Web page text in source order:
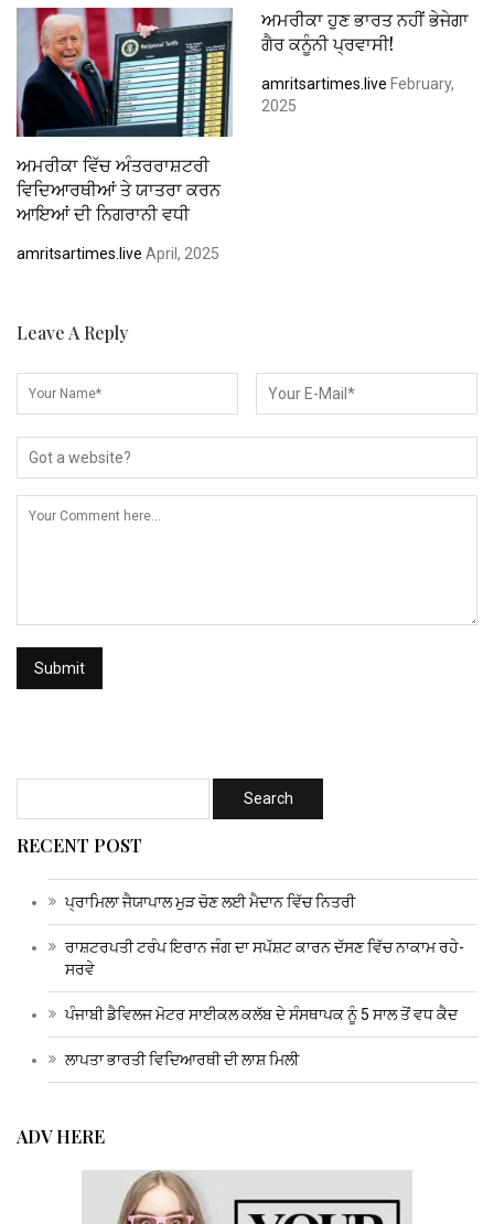
ਅਮਰੀਕਾ ਵਿੱਚ ਅੰਤਰਰਾਸ਼ਟਰੀ
ਵਿਦਿਆਰਥੀਆਂ ਤੇ ਯਾਤਰਾ ਕਰਨ
ਆਇਆਂ ਦੀ ਨਿਗਰਾਨੀ ਵਧੀ
amritsartimes.live April, 2025
ਅਮਰੀਕਾ ਹੁਣ ਭਾਰਤ ਨਹੀਂ ਭੇਜੇਗਾ
ਗੈਰ ਕਨੂੰਨੀ ਪ੍ਰਵਾਸੀ!
amritsartimes.live February,
2025
Leave A Reply
RECENT POST
ਪ੍ਰਾਮਿਲਾ ਜੈਯਾਪਾਲ ਮੁੜ ਚੋਣ ਲਈ ਮੈਦਾਨ ਵਿੱਚ ਨਿਤਰੀ
ਰਾਸ਼ਟਰਪਤੀ ਟਰੰਪ ਇਰਾਨ ਜੰਗ ਦਾ ਸਪੱਸ਼ਟ ਕਾਰਨ ਦੱਸਣ ਵਿੱਚ ਨਾਕਾਮ ਰਹੇ-
ਸਰਵੇ
ਪੰਜਾਬੀ ਡੈਵਿਲਜ ਮੋਟਰ ਸਾਈਕਲ ਕਲੱਬ ਦੇ ਸੰਸਥਾਪਕ ਨੂੰ 5 ਸਾਲ ਤੋਂ ਵਧ ਕੈਦ
ਲਾਪਤਾ ਭਾਰਤੀ ਵਿਦਿਆਰਥੀ ਦੀ ਲਾਸ਼ ਮਿਲੀ
ADV HERE